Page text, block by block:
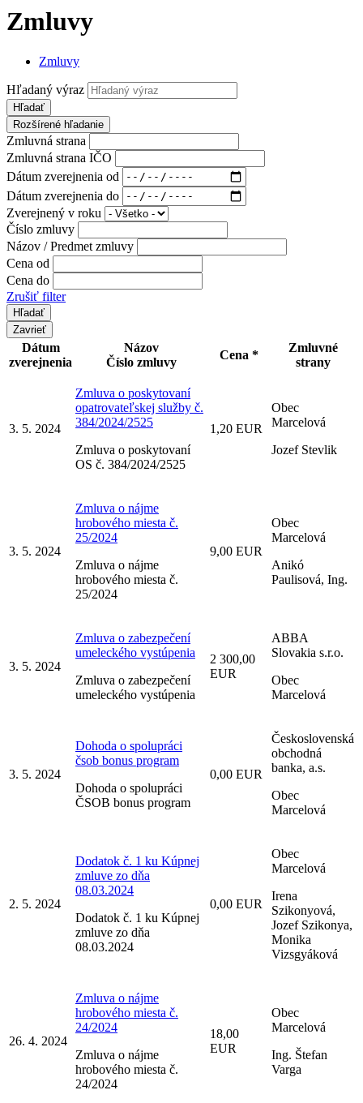
Zmluvy
Zmluvy
Hľadaný výraz
Hľadať
Rozšírené hľadanie
Zmluvná strana
Zmluvná strana IČO
Dátum zverejnenia od
Dátum zverejnenia do
Zverejnený v roku
Číslo zmluvy
Názov / Predmet zmluvy
Cena od
Cena do
Zrušiť filter
Zavrieť
Dátum
zverejnenia
Názov
Číslo zmluvy
Cena *
Zmluvné
strany
3. 5. 2024
Zmluva o poskytovaní
opatrovateľskej služby č.
384/2024/2525
Zmluva o poskytovaní
OS č. 384/2024/2525
1,20 EUR
Obec
Marcelová
Jozef Stevlik
3. 5. 2024
Zmluva o nájme
hrobového miesta č.
25/2024
Zmluva o nájme
hrobového miesta č.
25/2024
9,00 EUR
Obec
Marcelová
Anikó
Paulisová, Ing.
3. 5. 2024
Zmluva o zabezpečení
umeleckého vystúpenia
Zmluva o zabezpečení
umeleckého vystúpenia
2 300,00
EUR
ABBA
Slovakia s.r.o.
Obec
Marcelová
3. 5. 2024
Dohoda o spolupráci
čsob bonus program
Dohoda o spolupráci
ČSOB bonus program
0,00 EUR
Československá
obchodná
banka, a.s.
Obec
Marcelová
2. 5. 2024
Dodatok č. 1 ku Kúpnej
zmluve zo dňa
08.03.2024
Dodatok č. 1 ku Kúpnej
zmluve zo dňa
08.03.2024
0,00 EUR
Obec
Marcelová
Irena
Szikonyová,
Jozef Szikonya,
Monika
Vizsgyáková
26. 4. 2024
Zmluva o nájme
hrobového miesta č.
24/2024
Zmluva o nájme
hrobového miesta č.
24/2024
18,00
EUR
Obec
Marcelová
Ing. Štefan
Varga